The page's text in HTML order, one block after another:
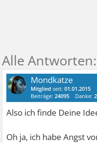
Mondkatze
Mitglied seit:01.01.2015
Beiträge:24095 Danke:
Also ich finde Deine
Oh ja, ich habe Angst